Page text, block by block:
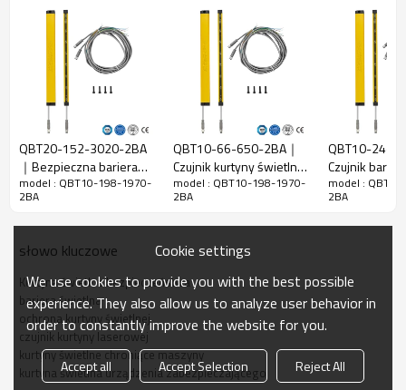
wiązki
dokładność
18 mm
Ilość belek
Zakres
działania
1970 mm
Rozmiar
produktu
15mm*30mm*L,L to długość nadajnika i
odbiornika.
Odległość
wykrywania
30-3000 mm
odpowiedzi
≤15ms
Dane mechaniczne
Materiał
obudowy
Materiał obudowy
QBT20-152-3020-2BA
｜Bezpieczna bariera
świetlna Kratka
zabezpieczająca｜
model : QBT10-198-1970-
2BA
QBT10-66-650-2BA｜
Czujnik kurtyny świetlnej
｜DADISICK
model : QBT10-198-1970-
2BA
QBT10-24-
Czujnik
DADISICK
model :
2BA
słowo kluczowe
Kurtyna świetlna bezpieczeństwa
bariera świetlna
ochrona kurtyny świetlnej
czujnik kurtyny laserowej
kurtyny świetlne chroniące maszyny
kurtyna świetlna urządzenia zabezpieczającego
Cookie settings
We use cookies to provide you with the best possible
experience. They also allow us to analyze user behavior in
order to constantly improve the website for you.
Accept all Accept Selection Reject All